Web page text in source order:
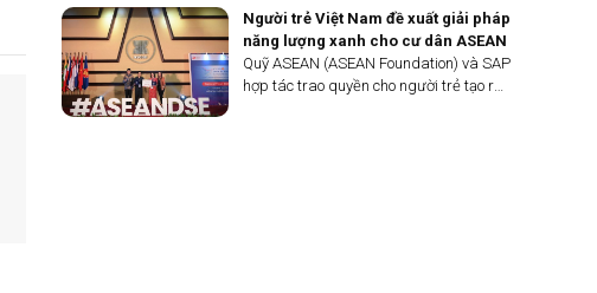
chương trình du lịch kết hợp đào tạo là
loại hình mới, có nhiều tiềm năng trong
việc thúc đẩy hơn nữa hiểu biết, hợp tác
giữa người dân, doanh nghiệp hai nước
Việt Nam và Nhật Bản.
Người trẻ Việt Nam đề xuất giải pháp
năng lượng xanh cho cư dân ASEAN
Quỹ ASEAN (ASEAN Foundation) và SAP
hợp tác trao quyền cho người trẻ tạo ra